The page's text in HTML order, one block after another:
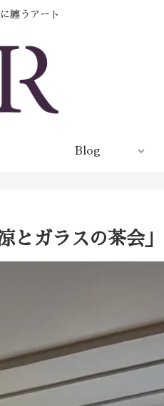
纏うアート
Blog
ガラスの茶会」